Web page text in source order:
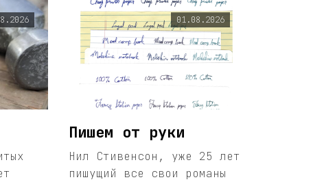
01.08.2026
Пишем от руки
Нил Стивенсон, уже 25 лет
пишущий все свои романы